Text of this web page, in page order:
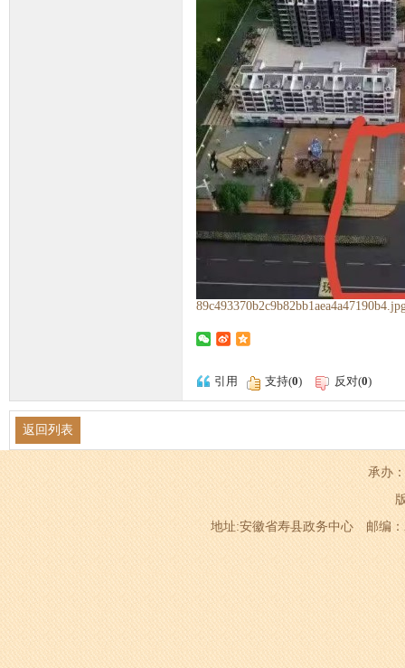
引用 支持(0) 反对(0)
返回列表
承办
地址:安徽省寿县政务中心 邮编：